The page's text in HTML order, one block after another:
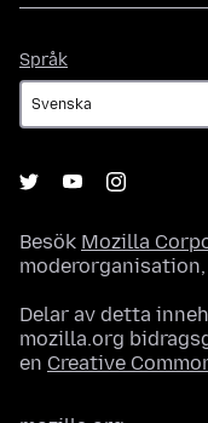
Språk
Besök Mozilla
moderorganisation,
Delar av detta
mozilla.org
en Creative